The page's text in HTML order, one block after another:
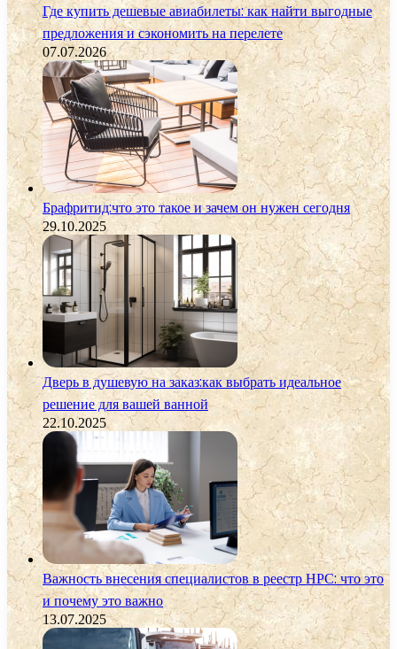
Где купить дешевые авиабилеты: как найти выгодные
предложения и сэкономить на перелете
07.07.2026
Брафритид:что это такое и зачем он нужен сегодня
29.10.2025
Дверь в душевую на заказ:как выбрать идеальное
решение для вашей ванной
22.10.2025
Важность внесения специалистов в реестр НРС: что это
и почему это важно
13.07.2025